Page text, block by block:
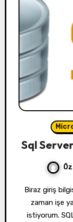
Sql
Biraz giriş bilgisi olacak ama sizlere çok basit ve her
zaman işe
istiyorum.